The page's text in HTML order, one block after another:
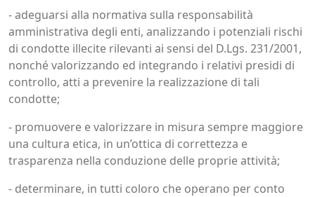
- adeguarsi alla normativa sulla responsabilità
amministrativa degli enti, analizzando i potenziali rischi
di condotte illecite rilevanti ai sensi del D.Lgs. 231/2001,
nonché valorizzando ed integrando i relativi presidi di
controllo, atti a prevenire la realizzazione di tali
condotte;
- promuovere e valorizzare in misura sempre maggiore
una cultura etica, in un’ottica di correttezza e
trasparenza nella conduzione delle proprie attività;
- determinare, in tutti coloro che operano per conto